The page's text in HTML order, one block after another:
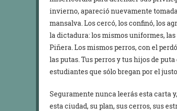
invierno, apareció nuevamente
mansalva. Los cercó, los confinó, los
la dictadura: los mismos uniformes,
Piñera. Los mismos perros, con el
las putas. Tus perros y tus hijos de
estudiantes que sólo bregan por el
Seguramente nunca leerás esta carta
esta ciudad, su plan, sus cerros, sus